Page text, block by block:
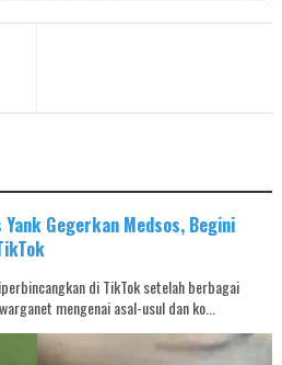
Gegerkan Medsos, Begini
di TikTok setelah berbagai
mengenai asal-usul dan ko...